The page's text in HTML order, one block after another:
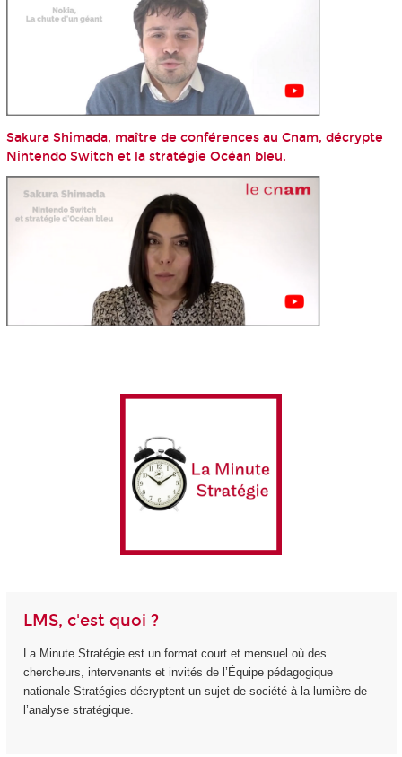
Sakura Shimada, maître de conférences au Cnam, décrypte
Nintendo Switch et la stratégie Océan bleu.
LMS, c'est quoi ?
La Minute Stratégie est un format court et mensuel où des
chercheurs, intervenants et invités de l’Équipe pédagogique
nationale Stratégies décryptent un sujet de société à la lumière de
l’analyse stratégique.